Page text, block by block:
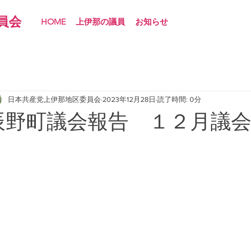
HOME 上伊那の議員 お知らせ
会
野町議会報告 １２月議会
日本共産党上伊那地区委員会 2023年12月28日 読了時間: 0分